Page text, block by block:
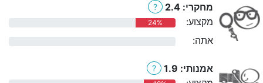
מחקרי: 2.4 ?
מקצוע: 24%
אתה:
אמנותי: 1.9 ?